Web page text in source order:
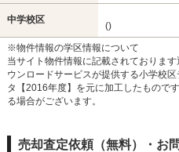
中学校区
()
※物件情報の学区情報について
当サイト物件情報に記載されておりま
ウンロードサービスが提供する小学校
タ【2016年度】を元に加工したもので
る場合がございます。
売却査定依頼（無料）・お